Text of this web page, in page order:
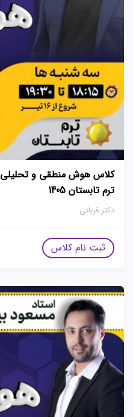
کلاس هوش منطقی و تحلیلی
ترم تابستان 1405
دکتر قربانی
ثبت نام کلاس